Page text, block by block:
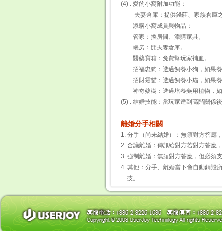
(4) . 愛的小窩附加功能：
夫妻倉庫：提供錢莊、家族倉
添購小窩成員
管家：換房間、添購
帳房：開夫妻倉庫
醫藥寶箱：免費幫玩
招福忠狗：透過飼養小狗
招財靈貓：透過飼養小貓
神奇藥樹：透過培養藥用植物
(5) . 結婚技能：當玩家達到高階關係
離婚分手相關
1. 分手（尚未結婚）：無須對方答
2. 合議離婚：傳訊給對方若對方答
3. 強制離婚：無須對方答應，但必
4. 其他：分手、離婚當下會自動銷毀
技。